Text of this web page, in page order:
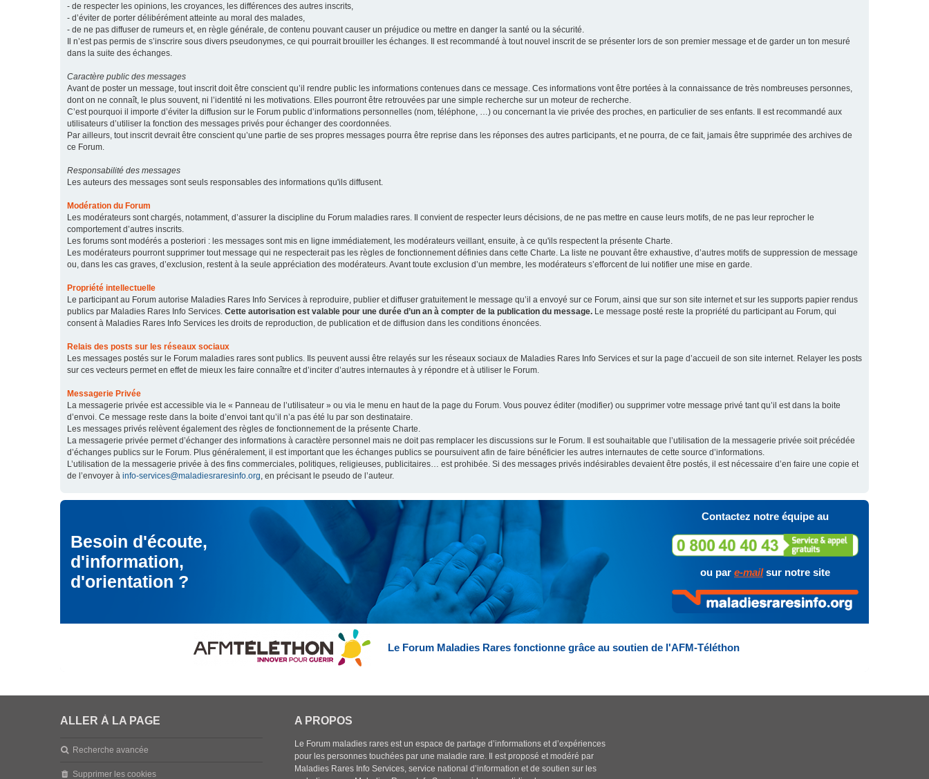
- de respecter les opinions, les croyances, les différences des autres inscrits,
- d’éviter de porter délibérément atteinte au moral des malades,
- de ne pas diffuser de rumeurs et, en règle générale, de contenu pouvant causer un préjudice ou mettre en danger la santé ou la sécurité.
Il n’est pas permis de s’inscrire sous divers pseudonymes, ce qui pourrait brouiller les échanges. Il est recommandé à tout nouvel inscrit de se présenter lors de son premier message et de garder un ton mesuré
dans la suite des échanges.
Caractère public des messages
Avant de poster un message, tout inscrit doit être conscient qu’il rendre public les informations contenues dans ce message. Ces informations vont être portées à la connaissance de très nombreuses personnes,
dont on ne connaît, le plus souvent, ni l’identité ni les motivations. Elles pourront être retrouvées par une simple recherche sur un moteur de recherche.
C’est pourquoi il importe d’éviter la diffusion sur le Forum public d’informations personnelles (nom, téléphone, …) ou concernant la vie privée des proches, en particulier de ses enfants. Il est recommandé aux
utilisateurs d’utiliser la fonction des messages privés pour échanger des coordonnées.
Par ailleurs, tout inscrit devrait être conscient qu’une partie de ses propres messages pourra être reprise dans les réponses des autres participants, et ne pourra, de ce fait, jamais être supprimée des archives de
ce Forum.
Responsabilité des messages
Les auteurs des messages sont seuls responsables des informations qu'ils diffusent.
Modération du Forum
Les modérateurs sont chargés, notamment, d’assurer la discipline du Forum maladies rares. Il convient de respecter leurs décisions, de ne pas mettre en cause leurs motifs, de ne pas leur reprocher le
comportement d’autres inscrits.
Les forums sont modérés a posteriori : les messages sont mis en ligne immédiatement, les modérateurs veillant, ensuite, à ce qu'ils respectent la présente Charte.
Les modérateurs pourront supprimer tout message qui ne respecterait pas les règles de fonctionnement définies dans cette Charte. La liste ne pouvant être exhaustive, d’autres motifs de suppression de message
ou, dans les cas graves, d’exclusion, restent à la seule appréciation des modérateurs. Avant toute exclusion d’un membre, les modérateurs s’efforcent de lui notifier une mise en garde.
Propriété intellectuelle
Le participant au Forum autorise Maladies Rares Info Services à reproduire, publier et diffuser gratuitement le message qu’il a envoyé sur ce Forum, ainsi que sur son site internet et sur les supports papier rendus
publics par Maladies Rares Info Services. Cette autorisation est valable pour une durée d’un an à compter de la publication du message. Le message posté reste la propriété du participant au Forum, qui
consent à Maladies Rares Info Services les droits de reproduction, de publication et de diffusion dans les conditions énoncées.
Relais des posts sur les réseaux sociaux
Les messages postés sur le Forum maladies rares sont publics. Ils peuvent aussi être relayés sur les réseaux sociaux de Maladies Rares Info Services et sur la page d’accueil de son site internet. Relayer les posts
sur ces vecteurs permet en effet de mieux les faire connaître et d’inciter d’autres internautes à y répondre et à utiliser le Forum.
Messagerie Privée
La messagerie privée est accessible via le « Panneau de l’utilisateur » ou via le menu en haut de la page du Forum. Vous pouvez éditer (modifier) ou supprimer votre message privé tant qu’il est dans la boite
d’envoi. Ce message reste dans la boite d’envoi tant qu’il n’a pas été lu par son destinataire.
Les messages privés relèvent également des règles de fonctionnement de la présente Charte.
La messagerie privée permet d’échanger des informations à caractère personnel mais ne doit pas remplacer les discussions sur le Forum. Il est souhaitable que l’utilisation de la messagerie privée soit précédée
d’échanges publics sur le Forum. Plus généralement, il est important que les échanges publics se poursuivent afin de faire bénéficier les autres internautes de cette source d’informations.
L’utilisation de la messagerie privée à des fins commerciales, politiques, religieuses, publicitaires… est prohibée. Si des messages privés indésirables devaient être postés, il est nécessaire d’en faire une copie et
de l’envoyer à info-services@maladiesraresinfo.org, en précisant le pseudo de l’auteur.
Besoin d'écoute,
d'information,
d'orientation ?
Contactez notre équipe au
ou par e-mailsur notre site
Le Forum Maladies Rares fonctionne grâce au soutien de l'AFM-Téléthon
ALLER À LA PAGE
Recherche avancée
Supprimer les cookies
A PROPOS
Le Forum maladies rares est un espace de partage d’informations et d’expériences
pour les personnes touchées par une maladie rare. Il est proposé et modéré par
Maladies Rares Info Services, service national d’information et de soutien sur les